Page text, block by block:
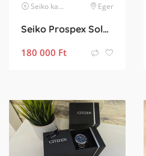
Seiko karóra Eger
Seiko Prospex Solar Tuna Urban Safari Arnie
180 000 Ft